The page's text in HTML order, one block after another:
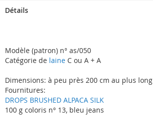
Détails
Modèle (patron) n° as/050
Catégorie de laine C ou A + A
Dimensions: à peu près 200 cm au plus long
Fournitures:
DROPS BRUSHED ALPACA SILK
100 g coloris n° 13, bleu jeans